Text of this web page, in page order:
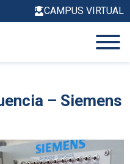
CAMPUS VIRTUAL
– Siemens